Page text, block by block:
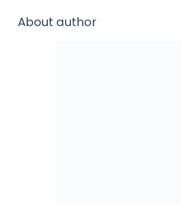
About author